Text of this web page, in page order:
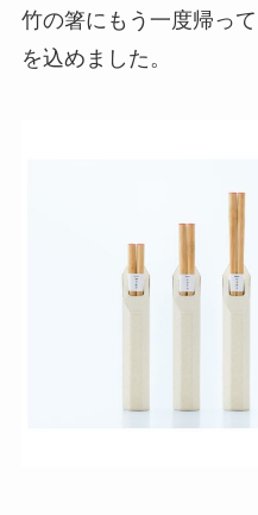
竹の箸にもう一度帰っ
を込めました。